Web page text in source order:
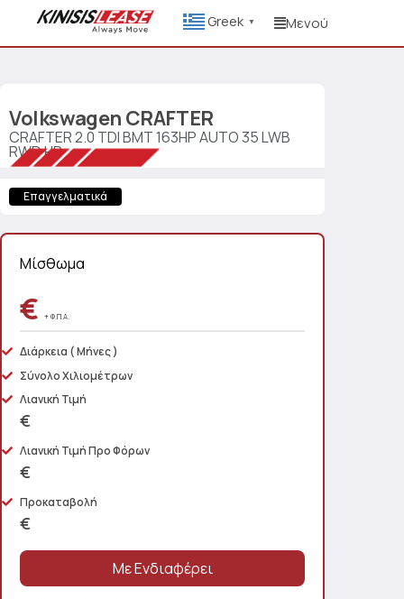
Greek ▼ Μενού
Volkswagen CRAFTER
CRAFTER 2.0 TDI BMT 163HP AUTO 35 LWB
RWD HR
Επαγγελματικά
Μίσθωμα
€ + Φ.Π.Α.
Διάρκεια ( Μήνες )
Σύνολο Χιλιομέτρων
Λιανική Τιμή
€
Λιανική Τιμή Προ Φόρων
€
Προκαταβολή
€